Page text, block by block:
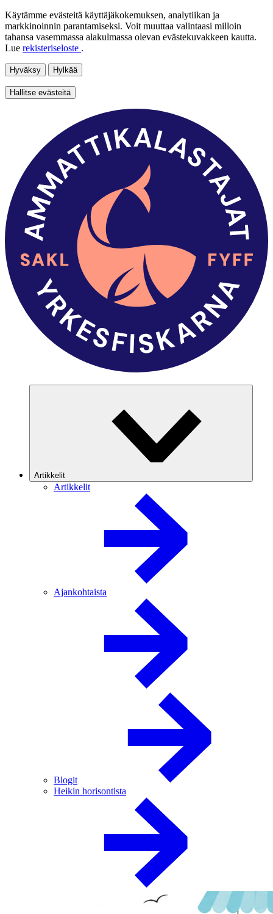
Käytämme evästeitä käyttäjäkokemuksen, analytiikan ja
markkinoinnin parantamiseksi. Voit muuttaa valintaasi milloin
tahansa vasemmassa alakulmassa olevan evästekuvakkeen kautta.
Lue rekisteriseloste .
Hyväksy Hylkää
Hallitse evästeitä
Artikkelit
Artikkelit
Ajankohtaista
Blogit
Heikin horisontista